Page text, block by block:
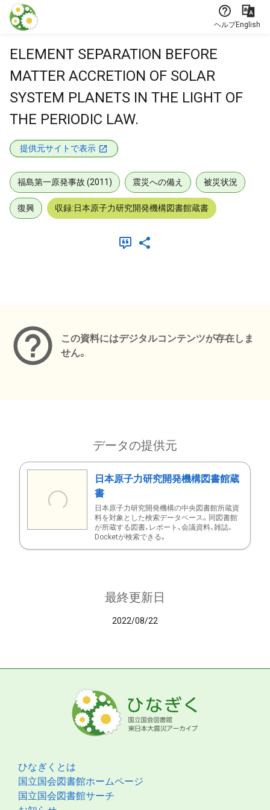
本文に飛ぶ
ヘルプEnglish
ELEMENT SEPARATION BEFORE
MATTER ACCRETION OF SOLAR
SYSTEM PLANETS IN THE LIGHT OF
THE PERIODIC LAW.
提供元サイトで表示
福島第一原発事故 (2011) 震災への備え 被災状況
復興 収録:日本原子力研究開発機構図書館蔵書
この資料にはデジタルコンテンツが存在しま
せん。
データの提供元
日本原子力研究開発機構図書館蔵
書
日本原子力研究開発機構の中央図書館所蔵資
料を対象とした検索データベース。同図書館
が所蔵する図書、レポート、会議資料、雑誌、
Docketが検索できる。
最終更新日
2022/08/22
ひなぎくとは
国立国会図書館ホームページ
国立国会図書館サーチ